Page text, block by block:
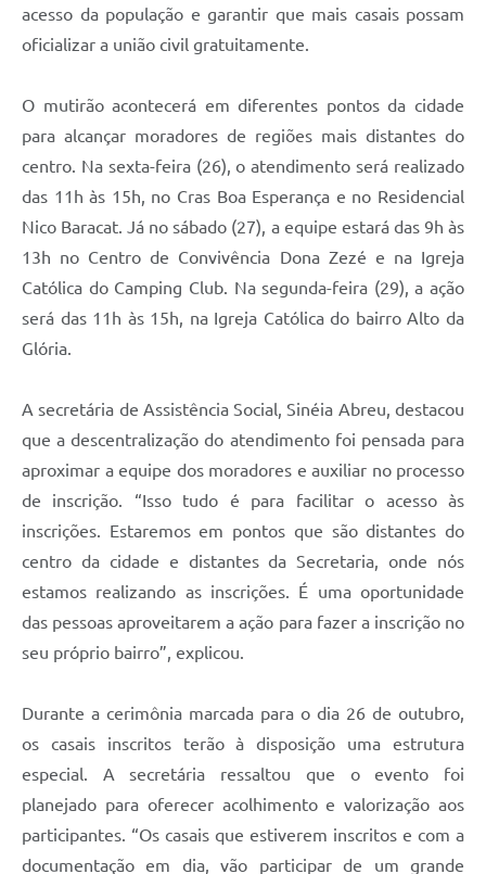
acesso da população e garantir que mais casais possam
oficializar a união civil gratuitamente.
O mutirão acontecerá em diferentes pontos da cidade
para alcançar moradores de regiões mais distantes do
centro. Na sexta-feira (26), o atendimento será realizado
das 11h às 15h, no Cras Boa Esperança e no Residencial
Nico Baracat. Já no sábado (27), a equipe estará das 9h às
13h no Centro de Convivência Dona Zezé e na Igreja
Católica do Camping Club. Na segunda-feira (29), a ação
será das 11h às 15h, na Igreja Católica do bairro Alto da
Glória.
A secretária de Assistência Social, Sinéia Abreu, destacou
que a descentralização do atendimento foi pensada para
aproximar a equipe dos moradores e auxiliar no processo
de inscrição. “Isso tudo é para facilitar o acesso às
inscrições. Estaremos em pontos que são distantes do
centro da cidade e distantes da Secretaria, onde nós
estamos realizando as inscrições. É uma oportunidade
das pessoas aproveitarem a ação para fazer a inscrição no
seu próprio bairro”, explicou.
Durante a cerimônia marcada para o dia 26 de outubro,
os casais inscritos terão à disposição uma estrutura
especial. A secretária ressaltou que o evento foi
planejado para oferecer acolhimento e valorização aos
participantes. “Os casais que estiverem inscritos e com a
documentação em dia, vão participar de um grande